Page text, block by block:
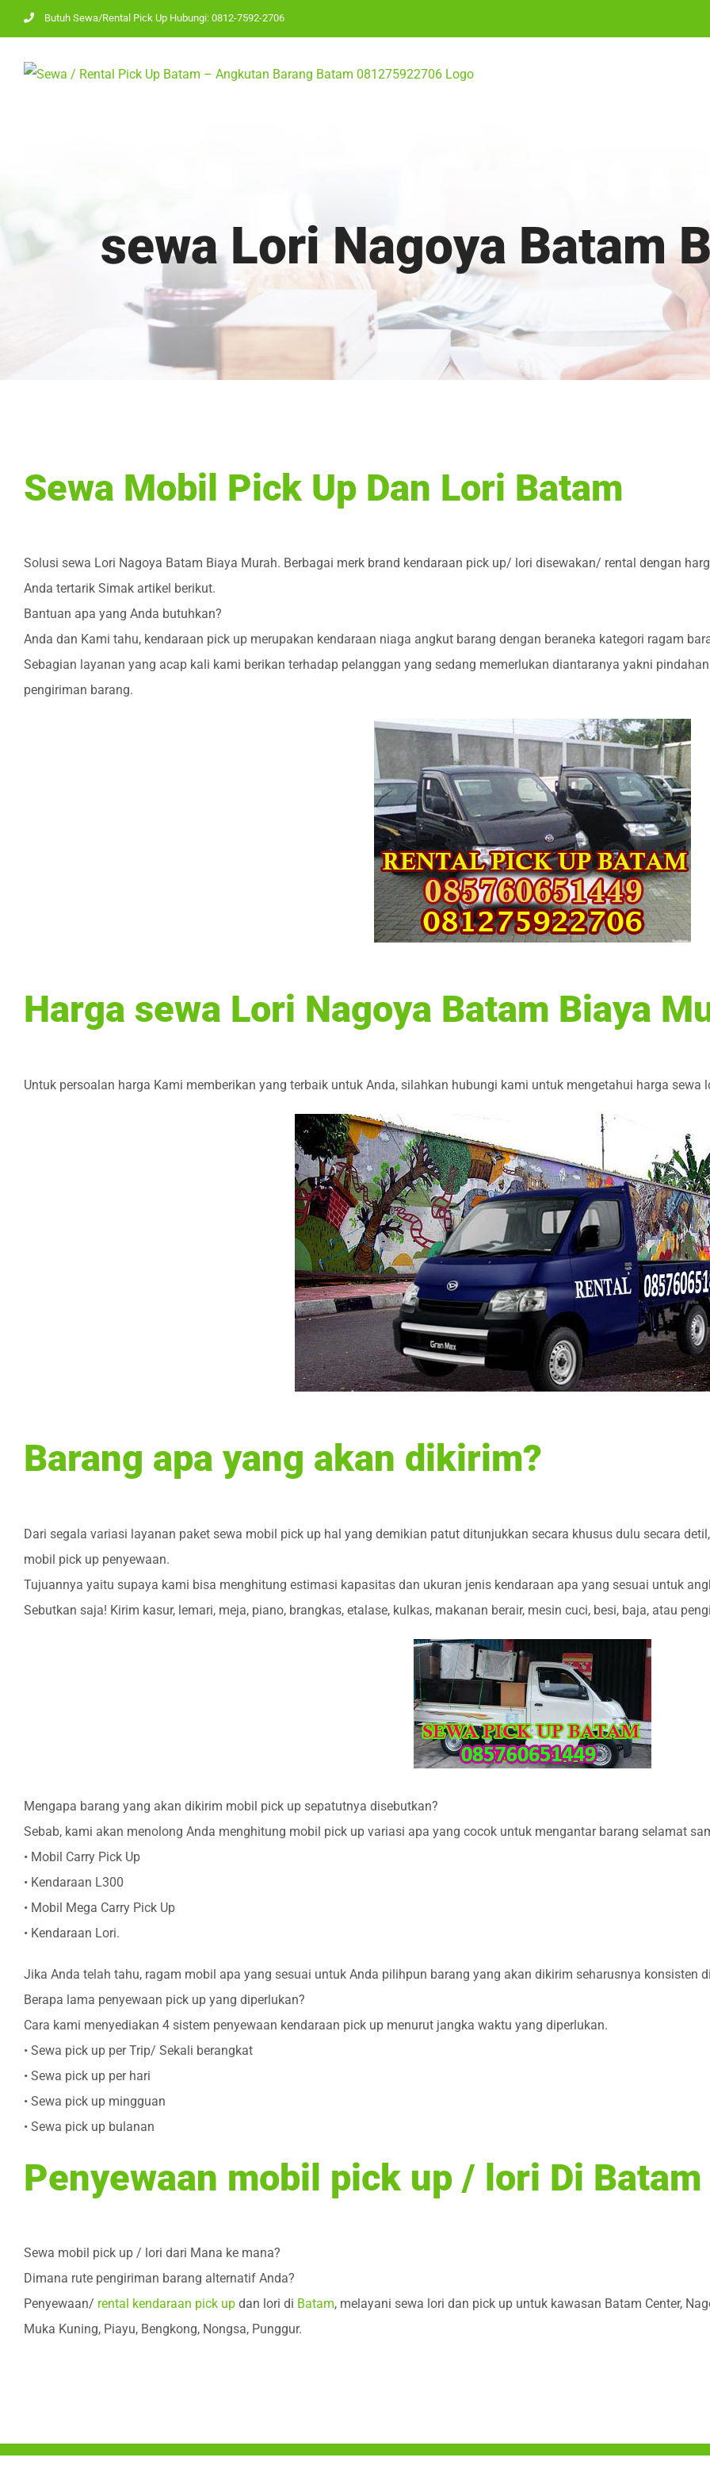
to
content
Butuh Sewa/Rental Pick Up Hubungi: 0812-7592-2706
sewa Lori Nagoya Batam
Sewa Mobil Pick Up Dan Lori Batam
Solusi sewa Lori Nagoya Batam Biaya Murah. Berbagai merk brand kendaraan pick up/ lori disewakan/ rental dengan
Anda tertarik Simak artikel berikut.
Bantuan apa yang Anda butuhkan?
Anda dan Kami tahu, kendaraan pick up merupakan kendaraan niaga angkut barang dengan beraneka kategori ragam
Sebagian layanan yang acap kali kami berikan terhadap pelanggan yang sedang memerlukan diantaranya yakni
pengiriman barang.
Harga sewa Lori Nagoya Batam Biaya
Untuk persoalan harga Kami memberikan yang terbaik untuk Anda, silahkan hubungi kami untuk mengetahui harga sewa
Barang apa yang akan dikirim?
Dari segala variasi layanan paket sewa mobil pick up hal yang demikian patut ditunjukkan secara khusus dulu secara
mobil pick up penyewaan.
Tujuannya yaitu supaya kami bisa menghitung estimasi kapasitas dan ukuran jenis kendaraan apa yang sesuai untuk
Sebutkan saja! Kirim kasur, lemari, meja, piano, brangkas, etalase, kulkas, makanan berair, mesin cuci, besi, baja, atau
Mengapa barang yang akan dikirim mobil pick up sepatutnya disebutkan?
Sebab, kami akan menolong Anda menghitung mobil pick up variasi apa yang cocok untuk mengantar barang selamat
• Mobil Carry Pick Up
• Kendaraan L300
• Mobil Mega Carry Pick Up
• Kendaraan Lori.
Jika Anda telah tahu, ragam mobil apa yang sesuai untuk Anda pilihpun barang yang akan dikirim seharusnya konsisten
Berapa lama penyewaan pick up yang diperlukan?
Cara kami menyediakan 4 sistem penyewaan kendaraan pick up menurut jangka waktu yang diperlukan.
• Sewa pick up per Trip/ Sekali berangkat
• Sewa pick up per hari
• Sewa pick up mingguan
• Sewa pick up bulanan
Penyewaan mobil pick up / lori Di Batam
Sewa mobil pick up / lori dari Mana ke mana?
Dimana rute pengiriman barang alternatif Anda?
Penyewaan/ rental kendaraan pick up dan lori di Batam, melayani sewa lori dan pick up untuk kawasan Batam Center,
Muka Kuning, Piayu, Bengkong, Nongsa, Punggur.